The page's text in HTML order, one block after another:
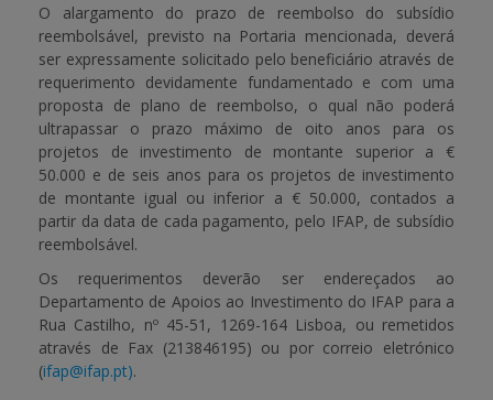
O alargamento do prazo de reembolso do subsídio
reembolsável, previsto na Portaria mencionada, deverá
ser expressamente solicitado pelo beneficiário através de
requerimento devidamente fundamentado e com uma
proposta de plano de reembolso, o qual não poderá
ultrapassar o prazo máximo de oito anos para os
projetos de investimento de montante superior a €
50.000 e de seis anos para os projetos de investimento
de montante igual ou inferior a € 50.000, contados a
partir da data de cada pagamento, pelo IFAP, de subsídio
reembolsável.
Os requerimentos deverão ser endereçados ao
Departamento de Apoios ao Investimento do IFAP para a
Rua Castilho, nº 45-51, 1269-164 Lisboa, ou remetidos
através de Fax (213846195) ou por correio eletrónico
(ifap@ifap.pt).